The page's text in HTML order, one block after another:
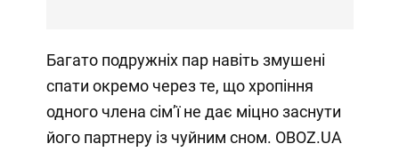
Багато подружніх пар навіть змушені
спати окремо через те, що хропіння
одного члена сімʼї не дає міцно заснути
його партнеру із чуйним сном. OBOZ.UA